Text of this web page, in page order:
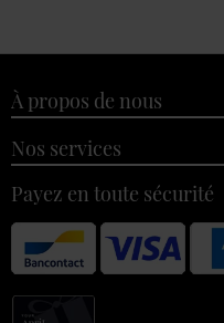
À propos de nous
Nos services
Payez en toute sécurité